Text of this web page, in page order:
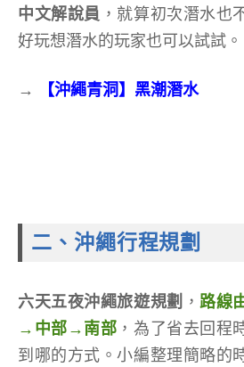
中文解說員 ，就算初次潛水也
好玩想潛水的玩家也可以試試。
→ 【沖繩青洞】黑潮潛水
二、沖繩行程規劃
六天五夜沖繩旅遊規劃 ， 路線
→中部→南部 ，為了省去回程
到哪的方式。小編整理簡略的